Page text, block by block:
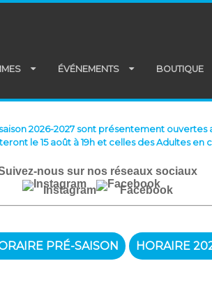
ÉVÉNEMENTS BOUTIQUE
2026-2027 sont présentement ouvertes
le 15 août à 19h et celles des Adultes en
nous sur nos réseaux sociaux
Instagram
Facebook
PRÉ-SAISON HORAIRE